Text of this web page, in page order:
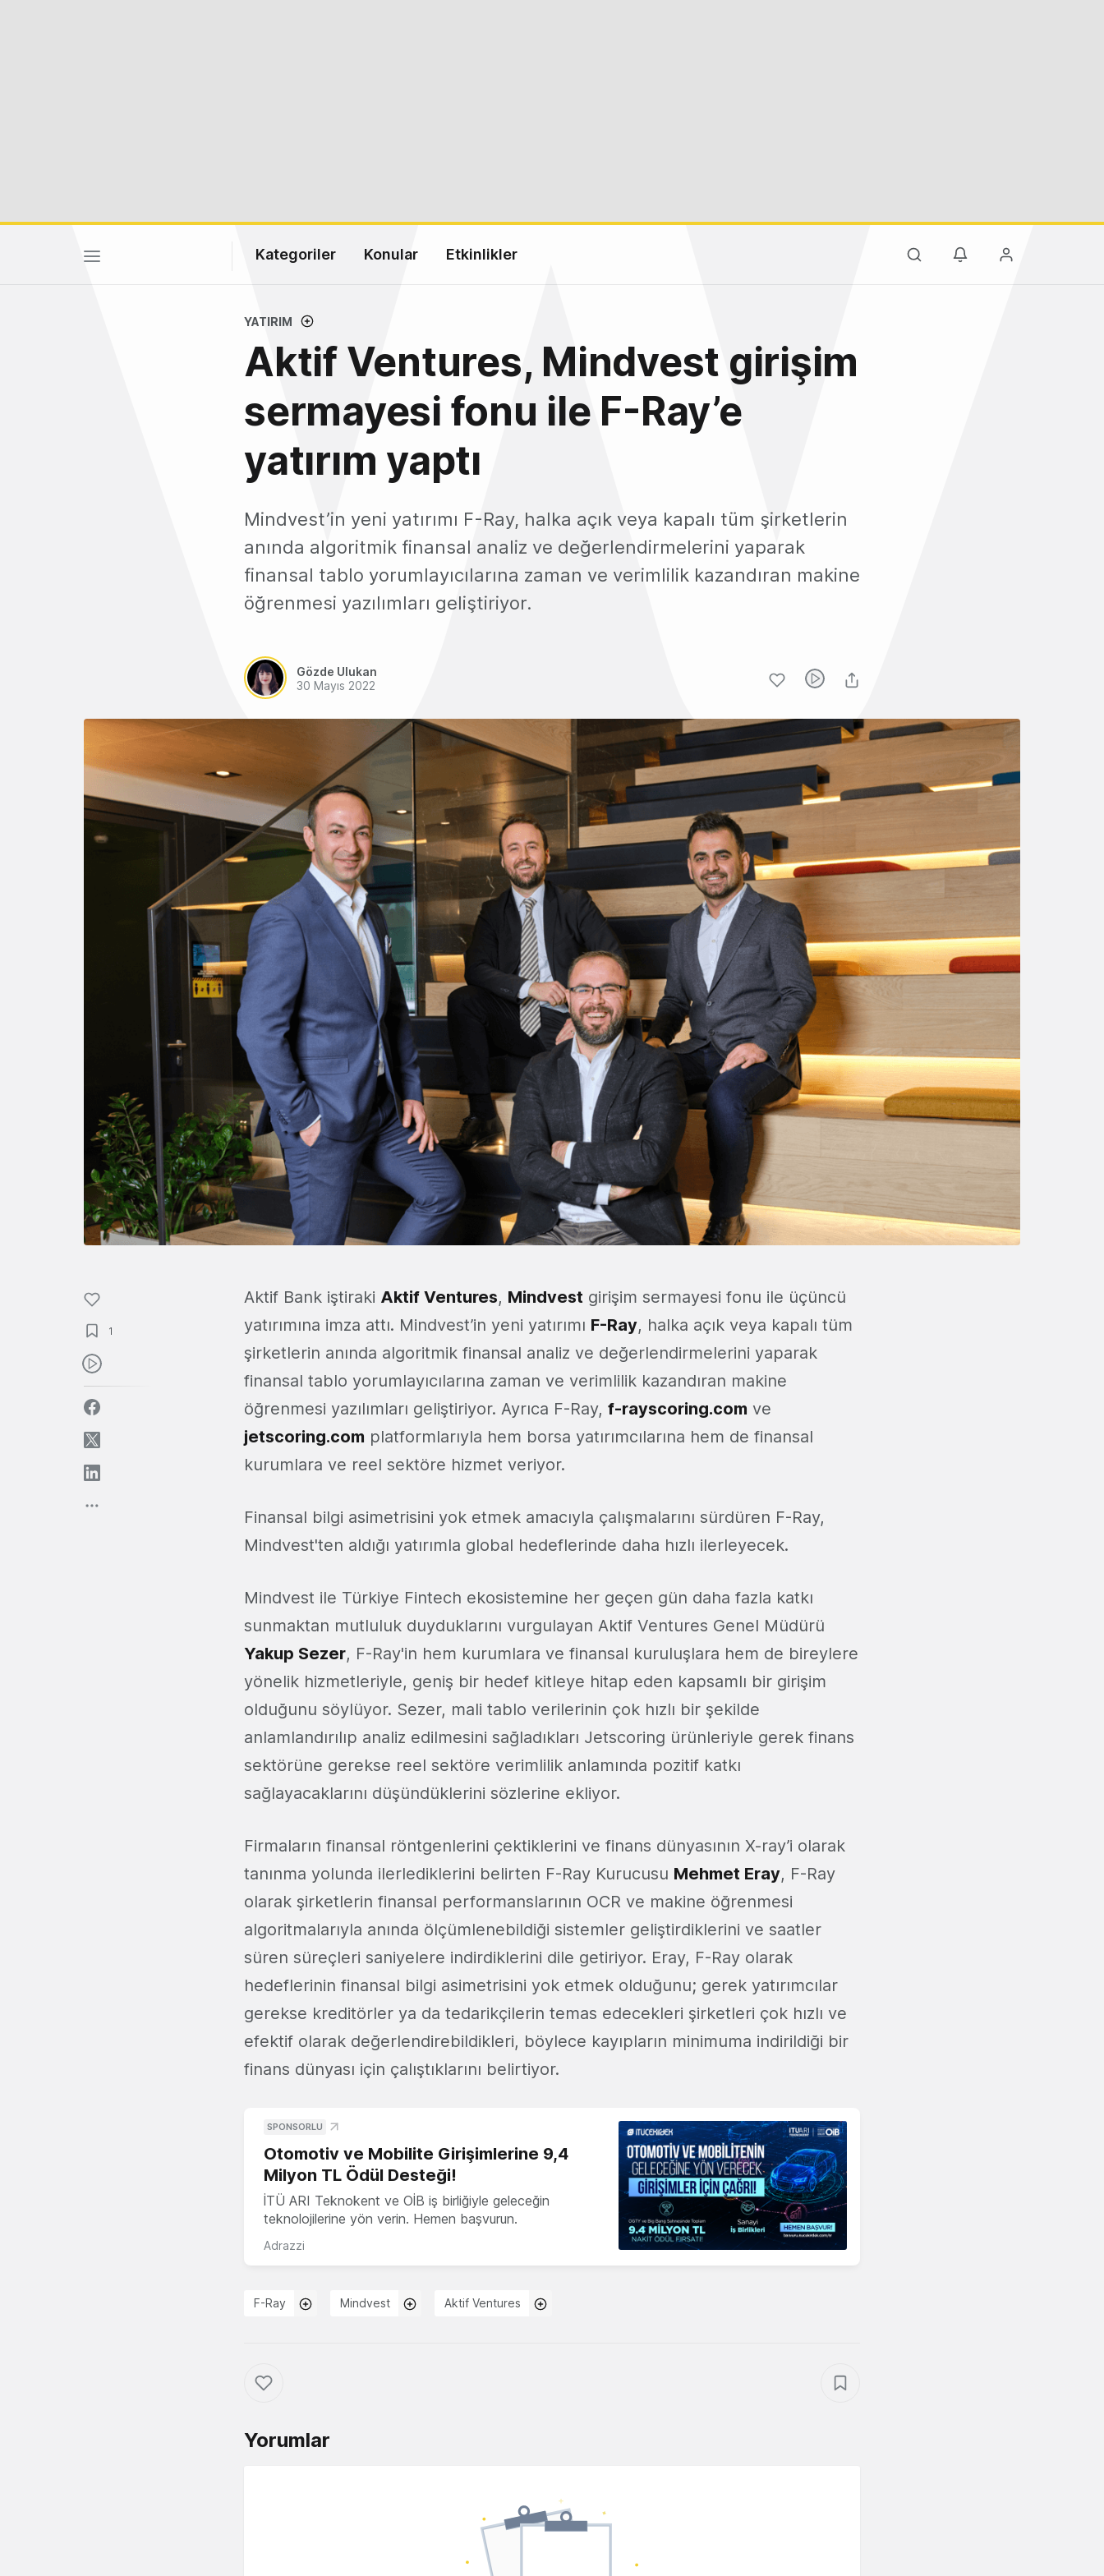
Kategoriler Konular Etkinlikler
YATIRIM
Aktif Ventures, Mindvest girişim
sermayesi fonu ile F-Ray’e
yatırım yaptı
Mindvest’in yeni yatırımı F-Ray, halka açık veya kapalı tüm şirketlerin
anında algoritmik finansal analiz ve değerlendirmelerini yaparak
finansal tablo yorumlayıcılarına zaman ve verimlilik kazandıran makine
öğrenmesi yazılımları geliştiriyor.
Gözde Ulukan
30 Mayıs 2022
1
Aktif Bank iştiraki Aktif Ventures, Mindvest girişim sermayesi fonu ile üçüncü
yatırımına imza attı. Mindvest’in yeni yatırımı F-Ray, halka açık veya kapalı tüm
şirketlerin anında algoritmik finansal analiz ve değerlendirmelerini yaparak
finansal tablo yorumlayıcılarına zaman ve verimlilik kazandıran makine
öğrenmesi yazılımları geliştiriyor. Ayrıca F-Ray, f-rayscoring.com ve
jetscoring.com platformlarıyla hem borsa yatırımcılarına hem de finansal
kurumlara ve reel sektöre hizmet veriyor.
Finansal bilgi asimetrisini yok etmek amacıyla çalışmalarını sürdüren F-Ray,
Mindvest'ten aldığı yatırımla global hedeflerinde daha hızlı ilerleyecek.
Mindvest ile Türkiye Fintech ekosistemine her geçen gün daha fazla katkı
sunmaktan mutluluk duyduklarını vurgulayan Aktif Ventures Genel Müdürü
Yakup Sezer, F-Ray'in hem kurumlara ve finansal kuruluşlara hem de bireylere
yönelik hizmetleriyle, geniş bir hedef kitleye hitap eden kapsamlı bir girişim
olduğunu söylüyor. Sezer, mali tablo verilerinin çok hızlı bir şekilde
anlamlandırılıp analiz edilmesini sağladıkları Jetscoring ürünleriyle gerek finans
sektörüne gerekse reel sektöre verimlilik anlamında pozitif katkı
sağlayacaklarını düşündüklerini sözlerine ekliyor.
Firmaların finansal röntgenlerini çektiklerini ve finans dünyasının X-ray’i olarak
tanınma yolunda ilerlediklerini belirten F-Ray Kurucusu Mehmet Eray, F-Ray
olarak şirketlerin finansal performanslarının OCR ve makine öğrenmesi
algoritmalarıyla anında ölçümlenebildiği sistemler geliştirdiklerini ve saatler
süren süreçleri saniyelere indirdiklerini dile getiriyor. Eray, F-Ray olarak
hedeflerinin finansal bilgi asimetrisini yok etmek olduğunu; gerek yatırımcılar
gerekse kreditörler ya da tedarikçilerin temas edecekleri şirketleri çok hızlı ve
efektif olarak değerlendirebildikleri, böylece kayıpların minimuma indirildiği bir
finans dünyası için çalıştıklarını belirtiyor.
SPONSORLU
Otomotiv ve Mobilite Girişimlerine 9,4
Milyon TL Ödül Desteği!
İTÜ ARI Teknokent ve OİB iş birliğiyle geleceğin
teknolojilerine yön verin. Hemen başvurun.
Adrazzi
F-Ray Mindvest Aktif Ventures
Yorumlar